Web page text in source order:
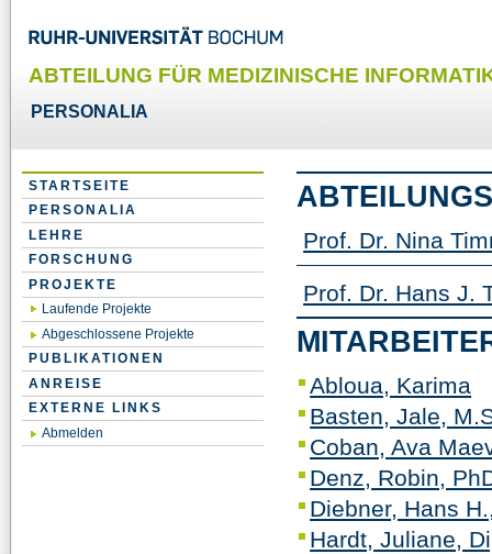
ABTEILUNG FÜR MEDIZINISCHE
PERSONALIA
STARTSEITE
PERSONALIA
LEHRE
FORSCHUNG
PROJEKTE
Laufende Projekte
Abgeschlossene Projekte
PUBLIKATIONEN
ANREISE
EXTERNE LINKS
Abmelden
Prof. Dr. Nina
Prof. Dr. Hans J.
Abloua, Karima
Basten, Jale,
Coban, Ava
Denz, Robin,
Diebner, Hans
Hardt, Juliane,